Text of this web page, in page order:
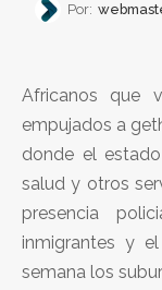
Por:
Africanos que
empujados a
donde el
salud y otros
presencia
inmigrantes y
semana los